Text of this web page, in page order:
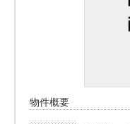
物件概要